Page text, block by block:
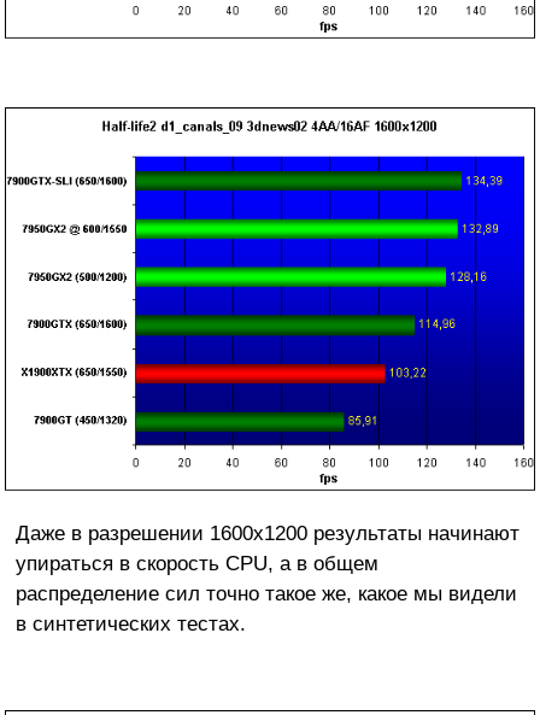
Даже в разрешении 1600х1200 результаты начинают
упираться в скорость CPU, а в общем
распределение сил точно такое же, какое мы видели
в синтетических тестах.